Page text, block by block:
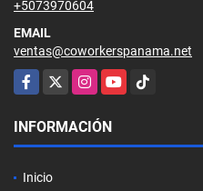
+5073970604
EMAIL
ventas@coworkerspanama.net
Facebook
X InstagramYouTubeTikTok
INFORMACIÓN
Inicio